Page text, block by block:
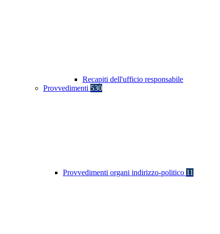
Recapiti dell'ufficio responsabile
Provvedimenti 530
Provvedimenti organi indirizzo-politico 11